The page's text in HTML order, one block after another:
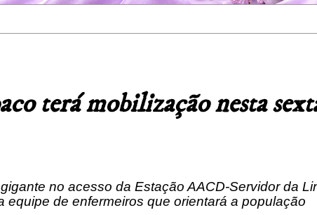
terá mobilização nesta
no acesso da Estação AACD-Servidor da
equipe de enfermeiros que orientará a população